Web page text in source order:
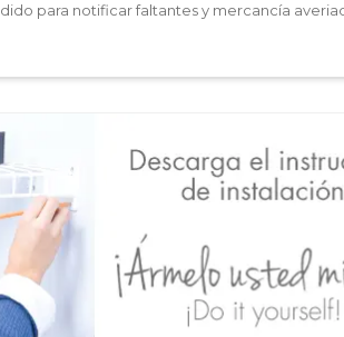
para notificar faltantes y mercancía